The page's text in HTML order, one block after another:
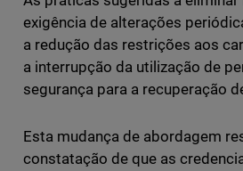
exigência de alterações
a redução das restrições aos
a interrupção da utilização de
segurança para a recuperação
Esta mudança de abordagem
constatação de que as